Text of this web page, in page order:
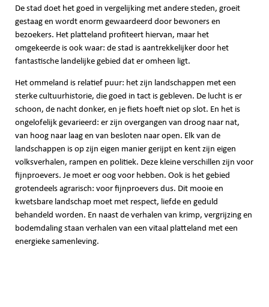
De stad doet het goed in vergelijking met andere steden, groeit
gestaag en wordt enorm gewaardeerd door bewoners en
bezoekers. Het platteland profiteert hiervan, maar het
omgekeerde is ook waar: de stad is aantrekkelijker door het
fantastische landelijke gebied dat er omheen ligt.
Het ommeland is relatief puur: het zijn landschappen met een
sterke cultuurhistorie, die goed in tact is gebleven. De lucht is er
schoon, de nacht donker, en je fiets hoeft niet op slot. En het is
ongelofelijk gevarieerd: er zijn overgangen van droog naar nat,
van hoog naar laag en van besloten naar open. Elk van de
landschappen is op zijn eigen manier gerijpt en kent zijn eigen
volksverhalen, rampen en politiek. Deze kleine verschillen zijn voor
fijnproevers. Je moet er oog voor hebben. Ook is het gebied
grotendeels agrarisch: voor fijnproevers dus. Dit mooie en
kwetsbare landschap moet met respect, liefde en geduld
behandeld worden. En naast de verhalen van krimp, vergrijzing en
bodemdaling staan verhalen van een vitaal platteland met een
energieke samenleving.